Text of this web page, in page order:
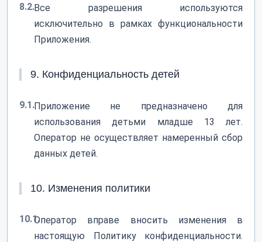
8.2.Все разрешения используются
исключительно в рамках функциональности
Приложения.
9. Конфиденциальность детей
9.1.Приложение не предназначено для
использования детьми младше 13 лет.
Оператор не осуществляет намеренный сбор
данных детей.
10. Изменения политики
10.1.Оператор вправе вносить изменения в
настоящую Политику конфиденциальности.